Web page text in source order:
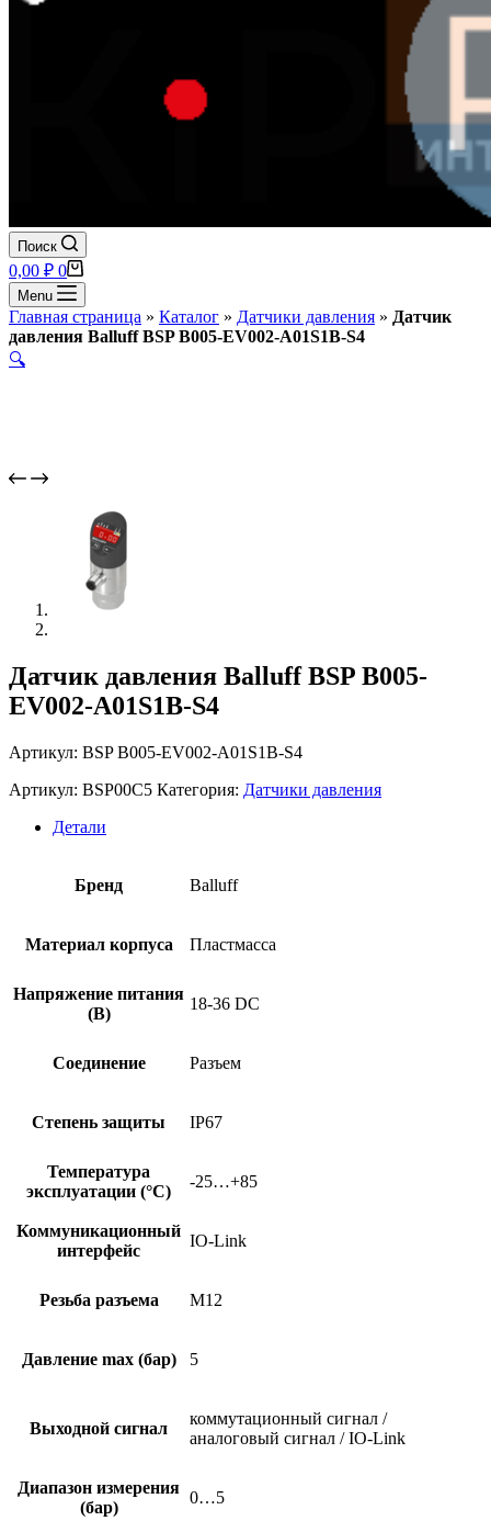
Поиск
Корзина
0,00 ₽ 0
Menu
Главная страница » Каталог » Датчики давления » Датчик
давления Balluff BSP B005-EV002-A01S1B-S4
🔍
Датчик давления Balluff BSP B005-
EV002-A01S1B-S4
Артикул: BSP B005-EV002-A01S1B-S4
Артикул: BSP00C5 Категория: Датчики давления
Детали
Бренд Balluff
Материал корпуса Пластмасса
Напряжение питания
(В)
18-36 DC
Соединение Разъем
Степень защиты IP67
Температура
эксплуатации (°C)
-25…+85
Коммуникационный
интерфейс
IO-Link
Резьба разъема M12
Давление max (бар) 5
Выходной сигнал
коммутационный сигнал /
аналоговый сигнал / IO-Link
Диапазон измерения
(бар)
0…5